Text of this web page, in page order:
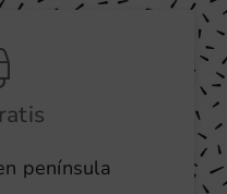
península